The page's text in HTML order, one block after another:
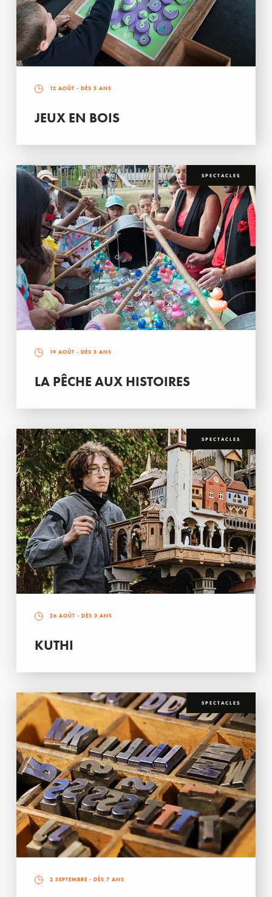
12 AOÛT - DÈS 5 ANS
JEUX EN BOIS
SPECTACLES
19 AOÛT - DÈS 3 ANS
LA PÊCHE AUX HISTOIRES
SPECTACLES
26 AOÛT - DÈS 3 ANS
KUTHI
SPECTACLES
2 SEPTEMBRE - DÈS 7 ANS